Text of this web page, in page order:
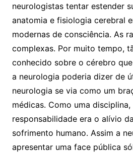
neurologistas tentar estender
anatomia e fisiologia cerebral
modernas de consciência. As
complexas. Por muito tempo,
conhecido sobre o cérebro
a neurologia poderia dizer de
neurologia se via como um
médicas. Como uma disciplina,
responsabilidade era o alívio
sofrimento humano. Assim a
apresentar uma face pública